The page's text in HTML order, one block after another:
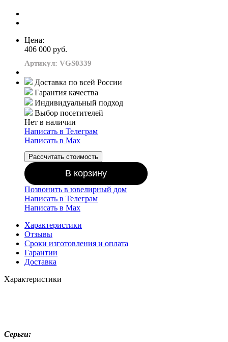
Цена:
406 000 руб.
Артикул: VGS0339
Доставка по всей России
Гарантия качества
Индивидуальный подход
Выбор посетителей
Нет в наличии
Написать в Телеграм
Написать в Мах
Рассчитать стоимость
В корзину
Позвонить в ювелирный дом
Написать в Телеграм
Написать в Мах
Характеристики
Отзывы
Сроки изготовления и оплата
Гарантии
Доставка
Характеристики
Серьги: